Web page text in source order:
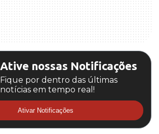
Ative nossas Notificações
Fique por dentro das últimas
notícias em tempo real!
Ativar Notificações